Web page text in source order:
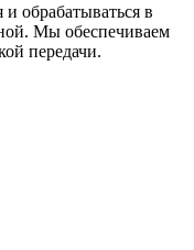
обрабатываться в
Мы обеспечиваем
передачи.